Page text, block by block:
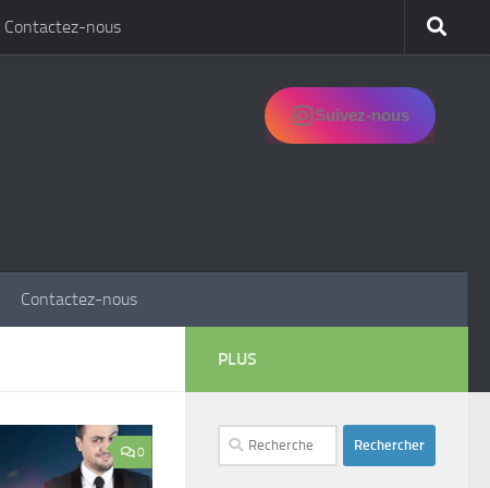
Contactez-nous
Suivez-nous
Contactez-nous
0
PLUS
Rechercher :